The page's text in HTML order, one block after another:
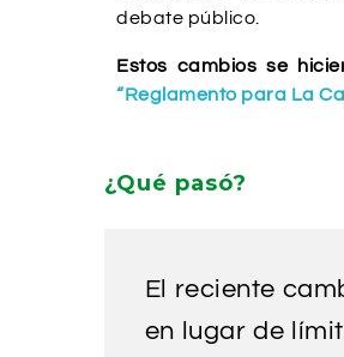
debate público.
Estos cambios se
“Reglamento para La
¿Qué pasó?
El reciente
en lugar de